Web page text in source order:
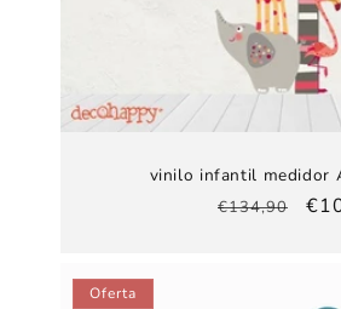
vinilo infantil medidor
Precio
€134,90
Oferta